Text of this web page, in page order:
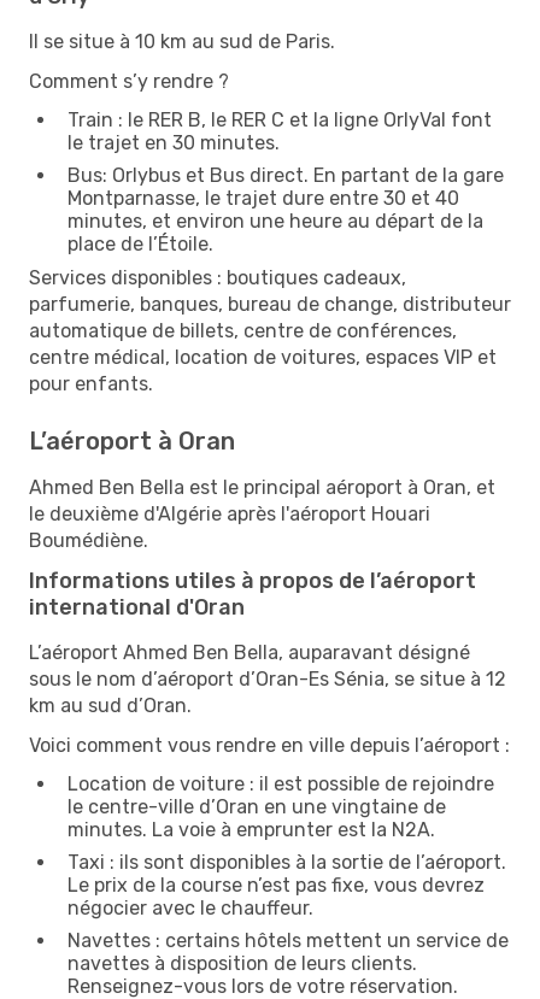
Il se situe à 10 km au sud de Paris.
Comment s’y rendre ?
Train : le RER B, le RER C et la ligne OrlyVal font
le trajet en 30 minutes.
Bus: Orlybus et Bus direct. En partant de la gare
Montparnasse, le trajet dure entre 30 et 40
minutes, et environ une heure au départ de la
place de l’Étoile.
Services disponibles : boutiques cadeaux,
parfumerie, banques, bureau de change, distributeur
automatique de billets, centre de conférences,
centre médical, location de voitures, espaces VIP et
pour enfants.
L’aéroport à Oran
Ahmed Ben Bella est le principal aéroport à Oran, et
le deuxième d'Algérie après l'aéroport Houari
Boumédiène.
Informations utiles à propos de l’aéroport
international d'Oran
L’aéroport Ahmed Ben Bella, auparavant désigné
sous le nom d’aéroport d’Oran-Es Sénia, se situe à 12
km au sud d’Oran.
Voici comment vous rendre en ville depuis l’aéroport :
Location de voiture : il est possible de rejoindre
le centre-ville d’Oran en une vingtaine de
minutes. La voie à emprunter est la N2A.
Taxi : ils sont disponibles à la sortie de l’aéroport.
Le prix de la course n’est pas fixe, vous devrez
négocier avec le chauffeur.
Navettes : certains hôtels mettent un service de
navettes à disposition de leurs clients.
Renseignez-vous lors de votre réservation.